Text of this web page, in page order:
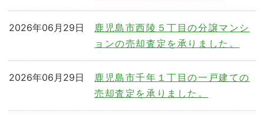
鹿児島市西陵５丁目の分譲マンシ
ョンの売却査定を承りました。
2026年06月29日
鹿児島市千年１丁目の一戸建ての
売却査定を承りました。
2026年06月29日